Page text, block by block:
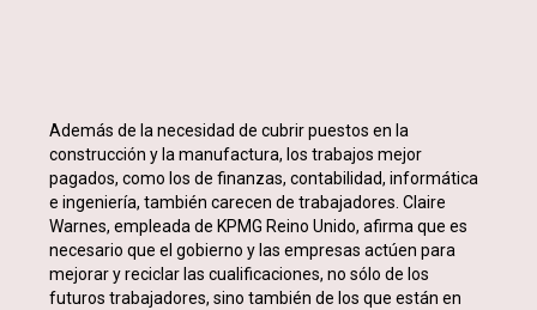
Además de la necesidad de cubrir puestos en la
construcción y la manufactura, los trabajos mejor
pagados, como los de finanzas, contabilidad, informática
e ingeniería, también carecen de trabajadores. Claire
Warnes, empleada de KPMG Reino Unido, afirma que es
necesario que el gobierno y las empresas actúen para
mejorar y reciclar las cualificaciones, no sólo de los
futuros trabajadores, sino también de los que están en